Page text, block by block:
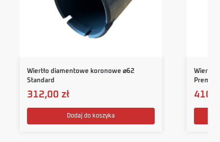
Wiertło diamentowe koronowe ⌀62
Standard
312,00 zł
Dodaj do koszyka
Wiertło